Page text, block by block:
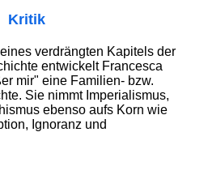
Kritik
verdrängten Kapitels der
entwickelt Francesca
mir" eine Familien- bzw.
Sie nimmt Imperialismus,
ebenso aufs Korn wie
Ignoranz und